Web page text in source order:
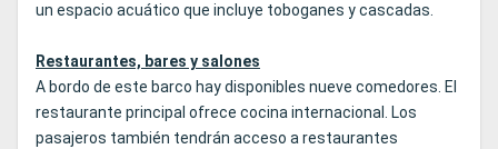
un espacio acuático que incluye toboganes y cascadas.
Restaurantes, bares y salones
A bordo de este barco hay disponibles nueve comedores. El
restaurante principal ofrece cocina internacional. Los
pasajeros también tendrán acceso a restaurantes